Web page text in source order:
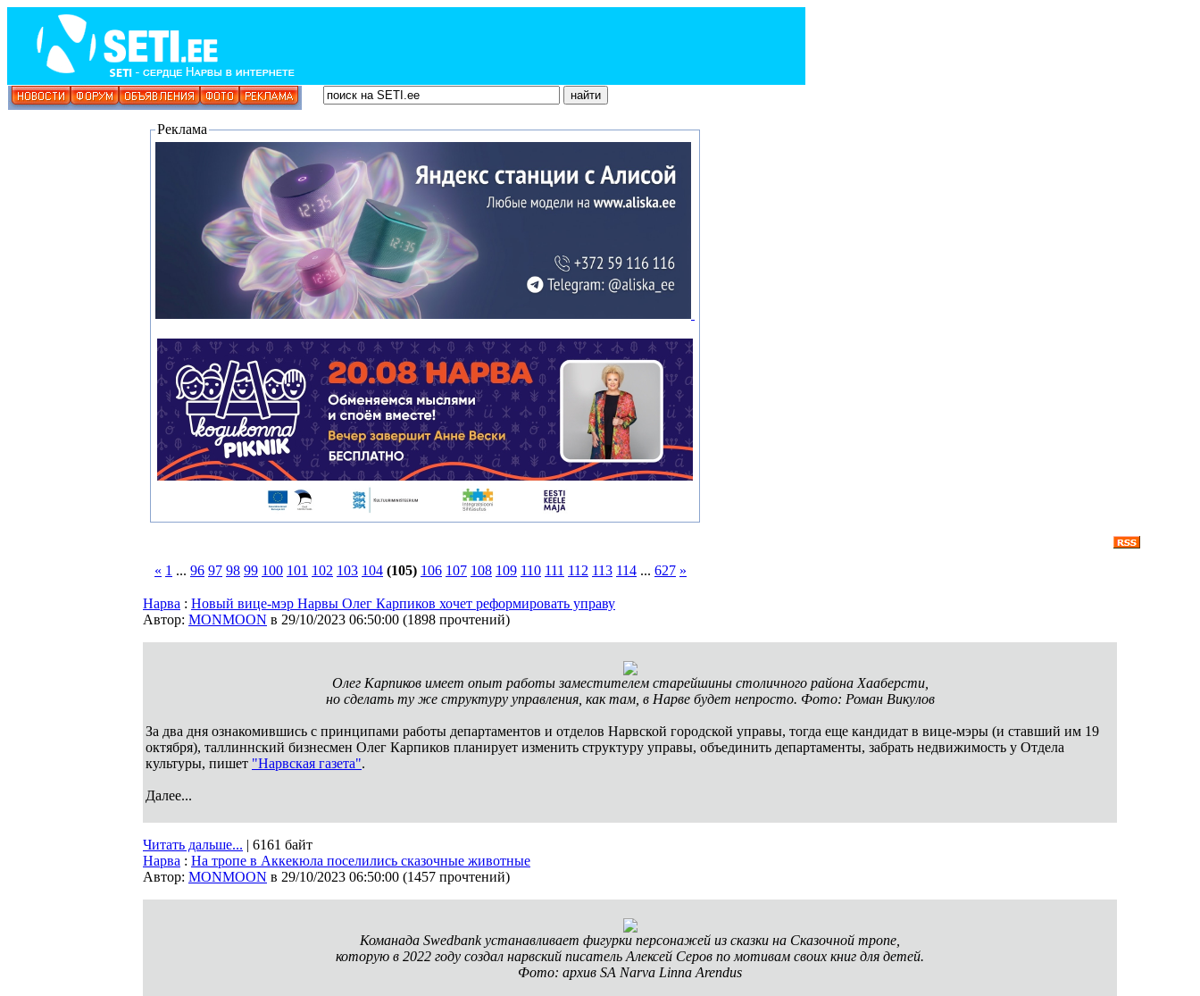
Реклама
« 1 ... 96 97 98 99 100 101 102 103 104 (105) 106 107 108 109 110 111 112 113 114 ... 627 »
Нарва : Новый вице-мэр Нарвы Олег Карпиков хочет реформировать управу
Автор: MONMOON в 29/10/2023 06:50:00 (1898 прочтений)
Олег Карпиков имеет опыт работы заместителем старейшины столичного района Хааберсти,
но сделать ту же структуру управления, как там, в Нарве будет непросто. Фото: Роман Викулов
За два дня ознакомившись с принципами работы департаментов и отделов Нарвской городской управы, тогда еще кандидат в вице-мэры (и ставший им 19
октября), таллиннский бизнесмен Олег Карпиков планирует изменить структуру управы, объединить департаменты, забрать недвижимость у Отдела
культуры, пишет "Нарвская газета".
Далее...
Читать дальше... | 6161 байт
Нарва : На тропе в Аккекюла поселились сказочные животные
Автор: MONMOON в 29/10/2023 06:50:00 (1457 прочтений)
Команада Swedbank устанавливает фигурки персонажей из сказки на Сказочной тропе,
которую в 2022 году создал нарвский писатель Алексей Серов по мотивам своих книг для детей.
Фото: архив SA Narva Linna Arendus